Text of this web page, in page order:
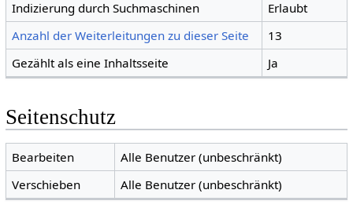
Indizierung durch Suchmaschinen
Erlaubt
Anzahl der Weiterleitungen zu dieser Seite
13
Gezählt als eine Inhaltsseite
Ja
Seitenschutz
Bearbeiten
Alle Benutzer (unbeschränkt)
Verschieben
Alle Benutzer (unbeschränkt)